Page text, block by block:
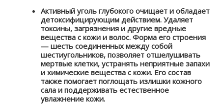
Активный уголь глубокого очищает и обладает
детоксифицирующим действием. Удаляет
токсины, загрязнения и другие вредные
вещества с кожи и волос. Форма его строения
— шесть соединенных между собой
шестиугольников, позволяет отшелушивать
мертвые клетки, устранять неприятные запахи
и химические вещества с кожи. Его состав
также помогает поглощать излишки кожного
сала и поддерживать естественное
увлажнение кожи.